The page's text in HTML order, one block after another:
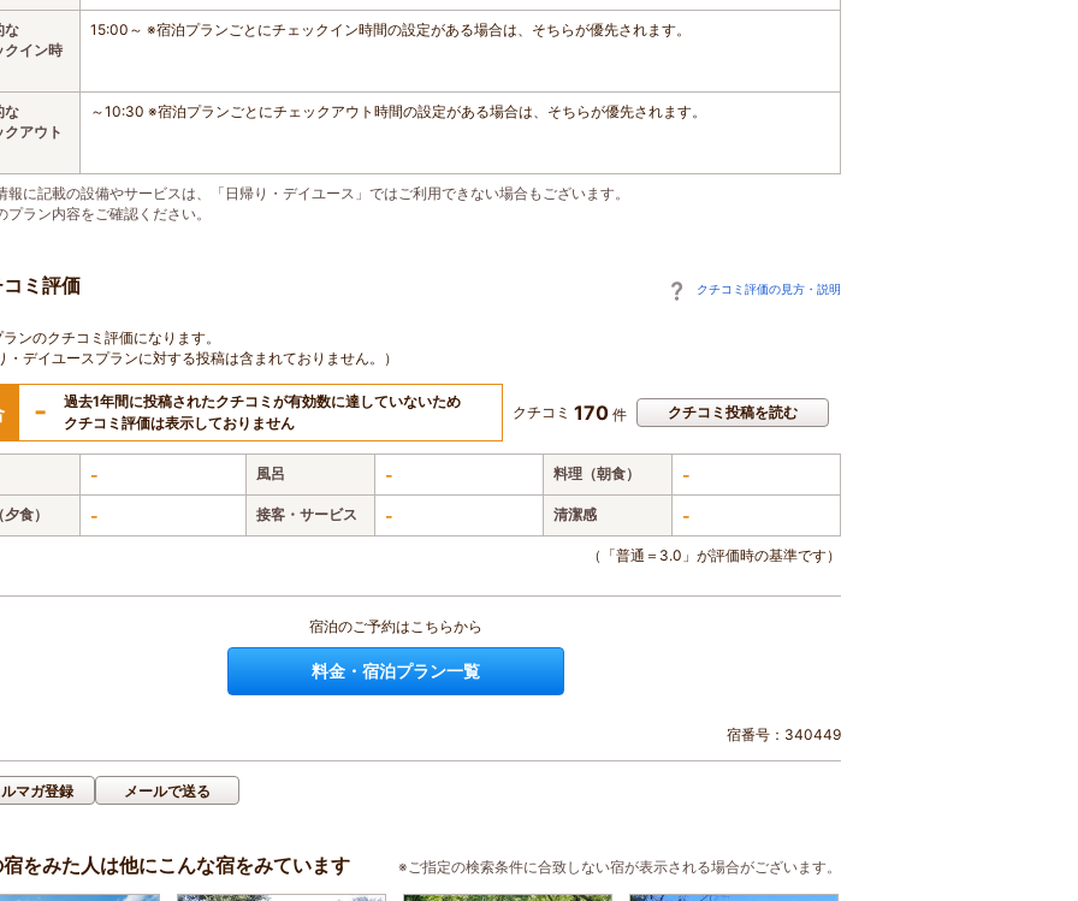
な
クイン時
15:00～ ※宿泊プランごとにチェックイン時間の設定がある場合は、そちらが優先されます。
な
クアウト
～10:30 ※宿泊プランごとにチェックアウト時間の設定がある場合は、そちらが優先されます。
報に記載の設備やサービスは、「日帰り・デイユース」ではご利用できない場合もございます。
プラン内容をご確認ください。
ミ評価 クチコミ評価の見方・説明
ンのクチコミ評価になります。
・デイユースプランに対する投稿は含まれておりません。）
-
過去1年間に投稿されたクチコミが有効数に達していないため
クチコミ評価は表示しておりません
クチコミ 170 件 クチコミ投稿を読む
- 風呂 - 料理（朝食） -
食） - 接客・サービス - 清潔感 -
（「普通＝3.0」が評価時の基準です）
宿泊のご予約はこちらから
料金・宿泊プラン一覧
宿番号：340449
マガ登録 メールで送る
宿をみた人は他にこんな宿をみています ※ご指定の検索条件に合致しない宿が表示される場合がございます。